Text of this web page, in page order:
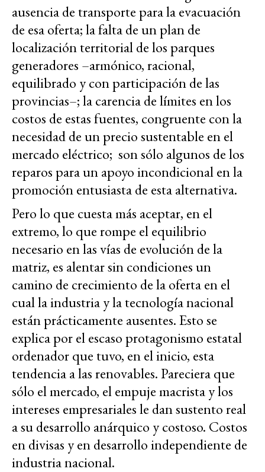
ausencia de transporte para la evacuación
de esa oferta; la falta de un plan de
localización territorial de los parques
generadores –armónico, racional,
equilibrado y con participación de las
provincias–; la carencia de límites en los
costos de estas fuentes, congruente con la
necesidad de un precio sustentable en el
mercado eléctrico; son sólo algunos de los
reparos para un apoyo incondicional en la
promoción entusiasta de esta alternativa.
Pero lo que cuesta más aceptar, en el
extremo, lo que rompe el equilibrio
necesario en las vías de evolución de la
matriz, es alentar sin condiciones un
camino de crecimiento de la oferta en el
cual la industria y la tecnología nacional
están prácticamente ausentes. Esto se
explica por el escaso protagonismo estatal
ordenador que tuvo, en el inicio, esta
tendencia a las renovables. Pareciera que
sólo el mercado, el empuje macrista y los
intereses empresariales le dan sustento real
a su desarrollo anárquico y costoso. Costos
en divisas y en desarrollo independiente de
industria nacional.